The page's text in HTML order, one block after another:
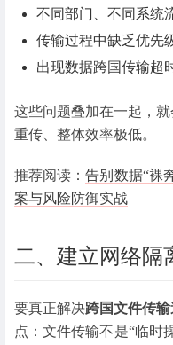
不同部门、不同系统
传输过程中缺乏优先
出现数据跨国传输超
这些问题叠加在一起，就
重传、整体效率极低。
推荐阅读：告别数据“裸
案与风险防御实战
二、 建立 网络隔
要真正解决跨国文件传
点：文件传输不是“临时